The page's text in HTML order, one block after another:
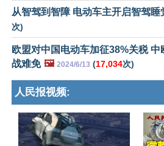
从智驾到智障 电动车主开启智驾睡
次)
欧盟对中国电动车加征38%关税 中
战难免 🖼️ 2024/6/13 (17,034次)
人民报视频: